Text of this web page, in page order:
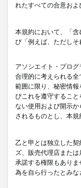
れたすべての合意およ
本規約において、「
び「例えば、ただしそ
アソシエイト・プロ
合理的に考えられる
範囲に限り、秘密情
びこれを遵守するこ
ない使用および開示
されるものとし、本規
乙と甲とは独立した
ズ、販売代理店また
承諾する権限もあり
為を自ら行ったとみな